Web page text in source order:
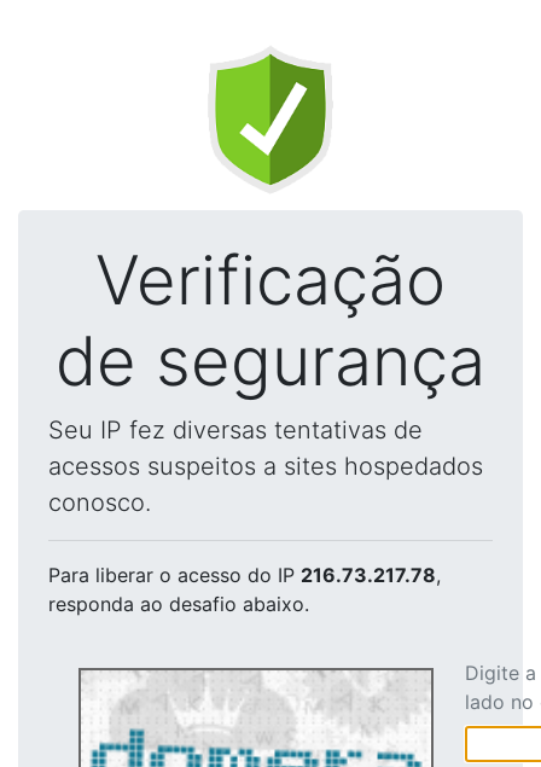
Verificação
de segurança
Seu IP fez diversas tentativas de
acessos suspeitos a sites hospedados
conosco.
Para liberar o acesso do IP 216.73.217.78,
responda ao desafio abaixo.
Digite
lado no